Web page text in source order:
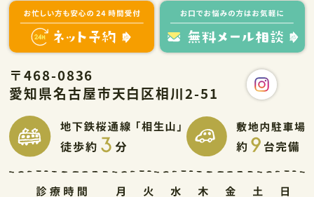
〒468-0836
愛知県名古屋市天白区相川2-51